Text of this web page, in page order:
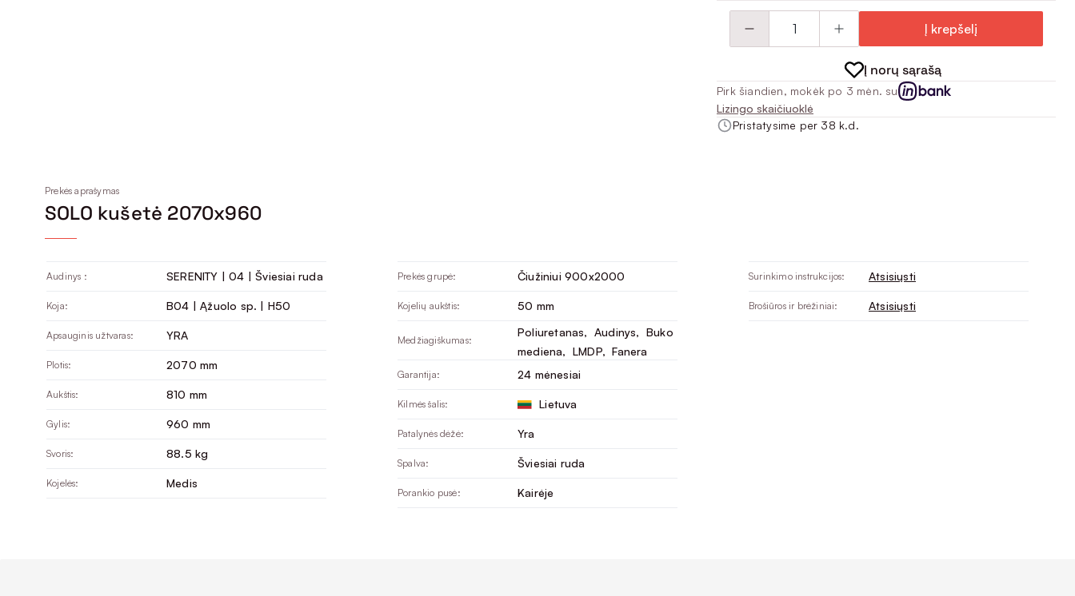
Į krepšelį
Į norų sąrašą
Pirk šiandien, mokėk po 3 mėn. su
Lizingo skaičiuoklė
Pristatysime per 38 k.d.
Prekės aprašymas
SOLO kušetė 2070x960
Audinys : SERENITY | 04 | Šviesiai ruda
Koja: B04 | Ąžuolo sp. | H50
Apsauginis užtvaras: YRA
Plotis: 2070 mm
Aukštis: 810 mm
Gylis: 960 mm
Svoris: 88.5 kg
Kojelės: Medis
Prekės grupė: Čiužiniui 900x2000
Kojelių aukštis: 50 mm
Medžiagiškumas:
Poliuretanas, Audinys, Buko
mediena, LMDP, Fanera
Garantija: 24 mėnesiai
Kilmės šalis: Lietuva
Patalynės dėžė: Yra
Spalva: Šviesiai ruda
Porankio pusė: Kairėje
Surinkimo instrukcijos: Atsisiųsti
Brošiūros ir brėžiniai: Atsisiųsti